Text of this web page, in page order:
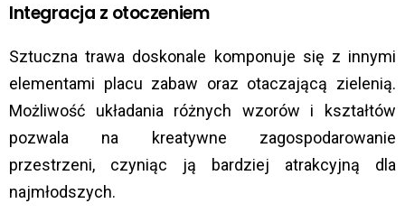
Integracja z otoczeniem
Sztuczna trawa doskonale komponuje się z innymi
elementami placu zabaw oraz otaczającą zielenią.
Możliwość układania różnych wzorów i kształtów
pozwala na kreatywne zagospodarowanie
przestrzeni, czyniąc ją bardziej atrakcyjną dla
najmłodszych.